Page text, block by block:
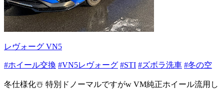
レヴォーグ VN5
#ホイール交換 #VN5レヴォーグ #STI #ズボラ洗車 #冬の空
冬仕様化☃️ 特別ドノーマルですがw VM純正ホイール流用し